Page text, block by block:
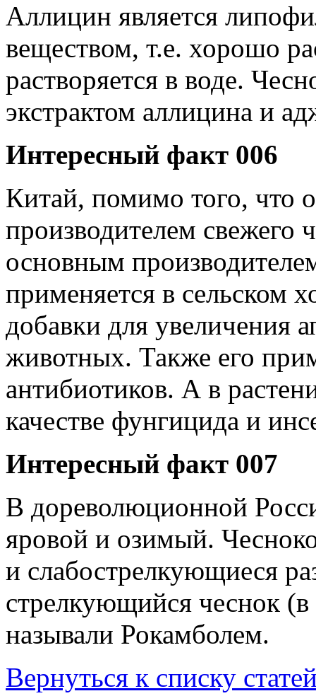
Аллицин является
веществом, т.е. хорошо
растворяется в воде.
экстрактом аллицина и
Интересный факт 006
Китай, помимо того, что
производителем свежего
основным
применяется в сельском
добавки для увеличения
животных. Также его
антибиотиков. А в
качестве фунгицида и
Интересный факт 007
В дореволюционной
яровой и озимый.
и слабострелкующиеся
стрелкующийся чеснок
называли Рокамболем.
Вернуться к списку